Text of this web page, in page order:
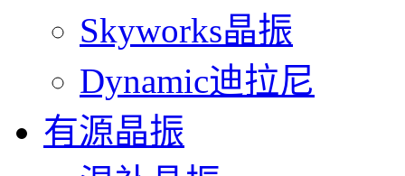
Skyworks晶振
Dynamic迪拉尼
有源晶振